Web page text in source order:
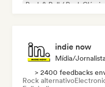
Rock & Roll / Rock Clássico
indie now
Mídia/
> 2400 feedbacks
Rock alternativo